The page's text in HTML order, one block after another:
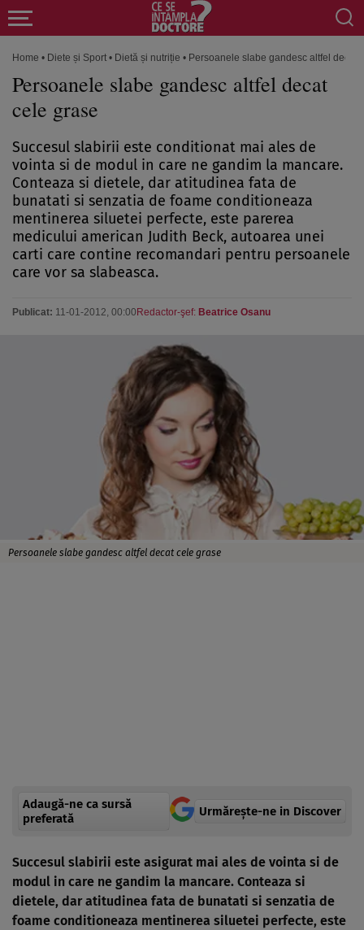
Home • Diete și Sport • Dietă și nutriție • Persoanele slabe gandesc altfel decat
Persoanele slabe gandesc altfel decat
cele grase
Succesul slabirii este conditionat mai ales de
vointa si de modul in care ne gandim la mancare.
Conteaza si dietele, dar atitudinea fata de
bunatati si senzatia de foame conditioneaza
mentinerea siluetei perfecte, este parerea
medicului american Judith Beck, autoarea unei
carti care contine recomandari pentru persoanele
care vor sa slabeasca.
Publicat: 11-01-2012, 00:00 Redactor-şef: Beatrice Osanu
Persoanele slabe gandesc altfel decat cele grase
Adaugă-ne ca sursă
preferată
Urmărește-ne in Discover
Succesul slabirii este asigurat mai ales de vointa si de
modul in care ne gandim la mancare. Conteaza si
dietele, dar atitudinea fata de bunatati si senzatia de
foame conditioneaza mentinerea siluetei perfecte, este